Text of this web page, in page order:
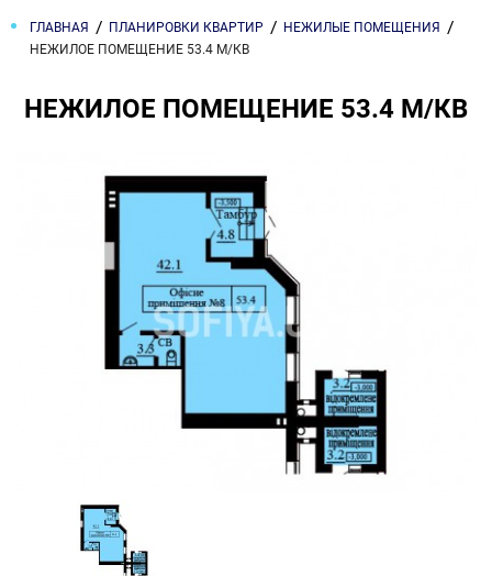
ГЛАВНАЯ ПЛАНИРОВКИ КВАРТИР
НЕЖИЛЫЕ ПОМЕЩЕНИЯ
НЕЖИЛОЕ ПОМЕЩЕНИЕ 53.4 М/КВ
НЕЖИЛОЕ ПОМЕЩЕНИЕ 53.4 М/КВ